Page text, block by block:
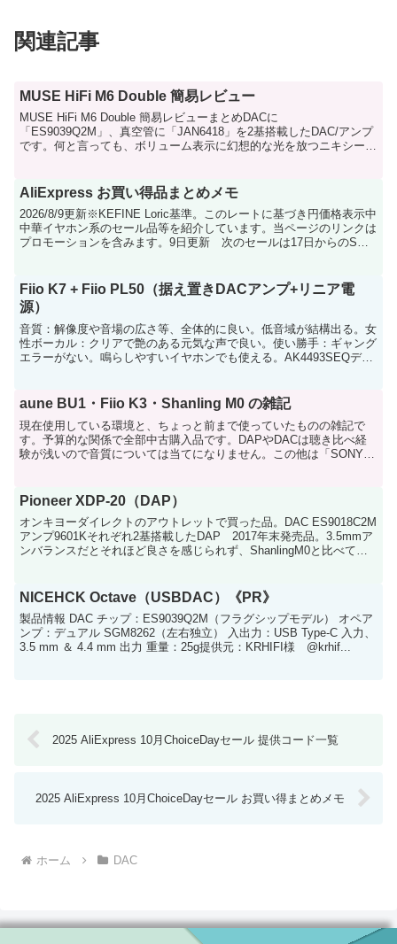
関連記事
MUSE HiFi M6 Double 簡易レビュー
MUSE HiFi M6 Double 簡易レビューまとめDACに
「ES9039Q2M」、真空管に「JAN6418」を2基搭載したDAC/アンプ
です。何と言っても、ボリューム表示に幻想的な光を放つニキシー管
AliExpress お買い得品まとめメモ
2026/8/9更新※KEFINE Loric基準。このレートに基づき円価格表示中
中華イヤホン系のセール品等を紹介しています。当ページのリンクは
プロモーションを含みます。9日更新 次のセールは17日からのS級
Fiio K7 + Fiio PL50（据え置きDACアンプ+リニア電
源）
音質：解像度や音場の広さ等、全体的に良い。低音域が結構出る。女
性ボーカル：クリアで艶のある元気な声で良い。使い勝手：ギャング
エラーがない。鳴らしやすいイヤホンでも使える。AK4493SEQデュ
aune BU1・Fiio K3・Shanling M0 の雑記
現在使用している環境と、ちょっと前まで使っていたものの雑記で
す。予算的な関係で全部中古購入品です。DAPやDACは聴き比べ経
験が浅いので音質については当てになりません。この他は「SONY
Pioneer XDP-20（DAP）
オンキヨーダイレクトのアウトレットで買った品。DAC ES9018C2M
アンプ9601Kそれぞれ2基搭載したDAP 2017年末発売品。3.5mmア
ンバランスだとそれほど良さを感じられず、ShanlingM0と比べても
NICEHCK Octave（USBDAC）《PR》
製品情報 DAC チップ：ES9039Q2M（フラグシップモデル） オペア
ンプ：デュアル SGM8262（左右独立） 入出力：USB Type-C 入力、
3.5 mm ＆ 4.4 mm 出力 重量：25g提供元：KRHIFI様 @krhif...
2025 AliExpress 10月ChoiceDayセール 提供コード一覧
2025 AliExpress 10月ChoiceDayセール お買い得まとめメモ
ホーム DAC